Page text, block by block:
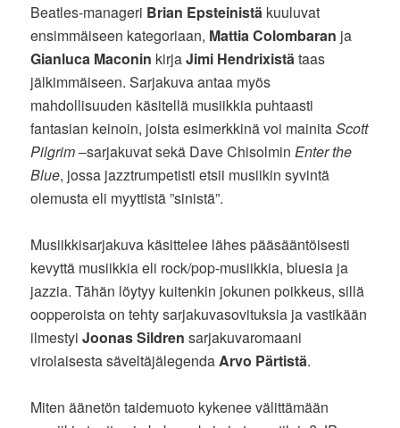
Beatles-manageri Brian Epsteinistä kuuluvat
ensimmäiseen kategoriaan, Mattia Colombaran ja
Gianluca Maconin kirjaJimi Hendrixistätaas
jälkimmäiseen. Sarjakuva antaa myös
mahdollisuuden käsitellä musiikkia puhtaasti
fantasian keinoin, joista esimerkkinä voi mainitaScott
Pilgrim–sarjakuvat sekä Dave ChisolminEnter the
Blue, jossa jazztrumpetisti etsii musiikin syvintä
olemusta eli myyttistä ”sinistä”.
Musiikkisarjakuva käsittelee lähes pääsääntöisesti
kevyttä musiikkia eli rock/pop-musiikkia, bluesia ja
jazzia. Tähän löytyy kuitenkin jokunen poikkeus, sillä
oopperoista on tehty sarjakuvasovituksia ja vastikään
ilmestyiJoonas Sildren sarjakuvaromaani
virolaisesta säveltäjälegendaArvo Pärtistä.
Miten äänetön taidemuoto kykenee välittämään